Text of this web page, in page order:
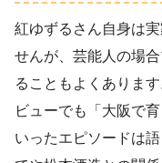
紅ゆずるさん自身は
せんが、芸能人の場
ることもよくありま
ビューでも「大阪で
いったエピソードは